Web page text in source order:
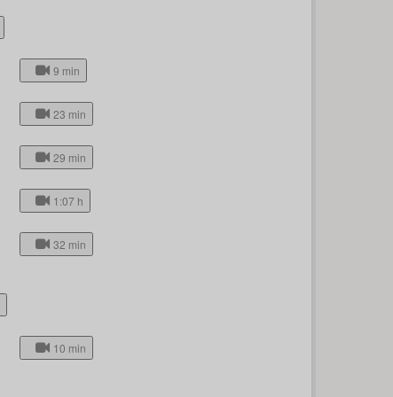
9 min
23 min
29 min
1:07 h
32 min
10 min